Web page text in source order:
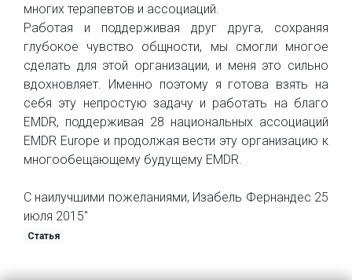
многих терапевтов и ассоциаций.
Работая и поддерживая друг друга, сохраняя
глубокое чувство общности, мы смогли многое
сделать для этой организации, и меня это сильно
вдохновляет. Именно поэтому я готова взять на
себя эту непростую задачу и работать на благо
EMDR, поддерживая 28 национальных ассоциаций
EMDR Europe и продолжая вести эту организацию к
многообещающему будущему EMDR.
С наилучшими пожеланиями, Изабель Фернандес 25
июля 2015"
Статья